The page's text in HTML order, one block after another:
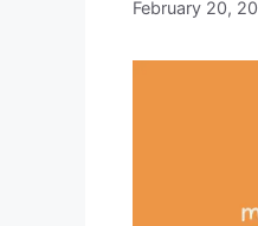
February 20,